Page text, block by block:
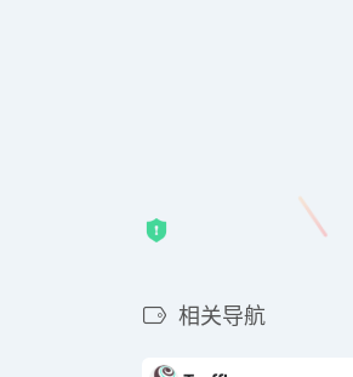
相关导航